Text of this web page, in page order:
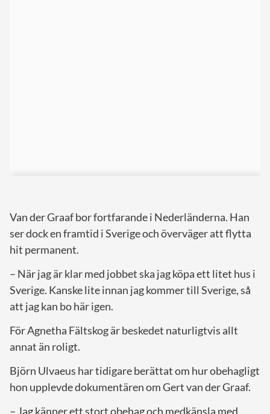
Van der Graaf bor fortfarande i Nederländerna. Han
ser dock en framtid i Sverige och överväger att flytta
hit permanent.
– När jag är klar med jobbet ska jag köpa ett litet hus i
Sverige. Kanske lite innan jag kommer till Sverige, så
att jag kan bo här igen.
För Agnetha Fältskog är beskedet naturligtvis allt
annat än roligt.
Björn Ulvaeus har tidigare berättat om hur obehagligt
hon upplevde dokumentären om Gert van der Graaf.
– Jag känner ett stort obehag och medkänsla med